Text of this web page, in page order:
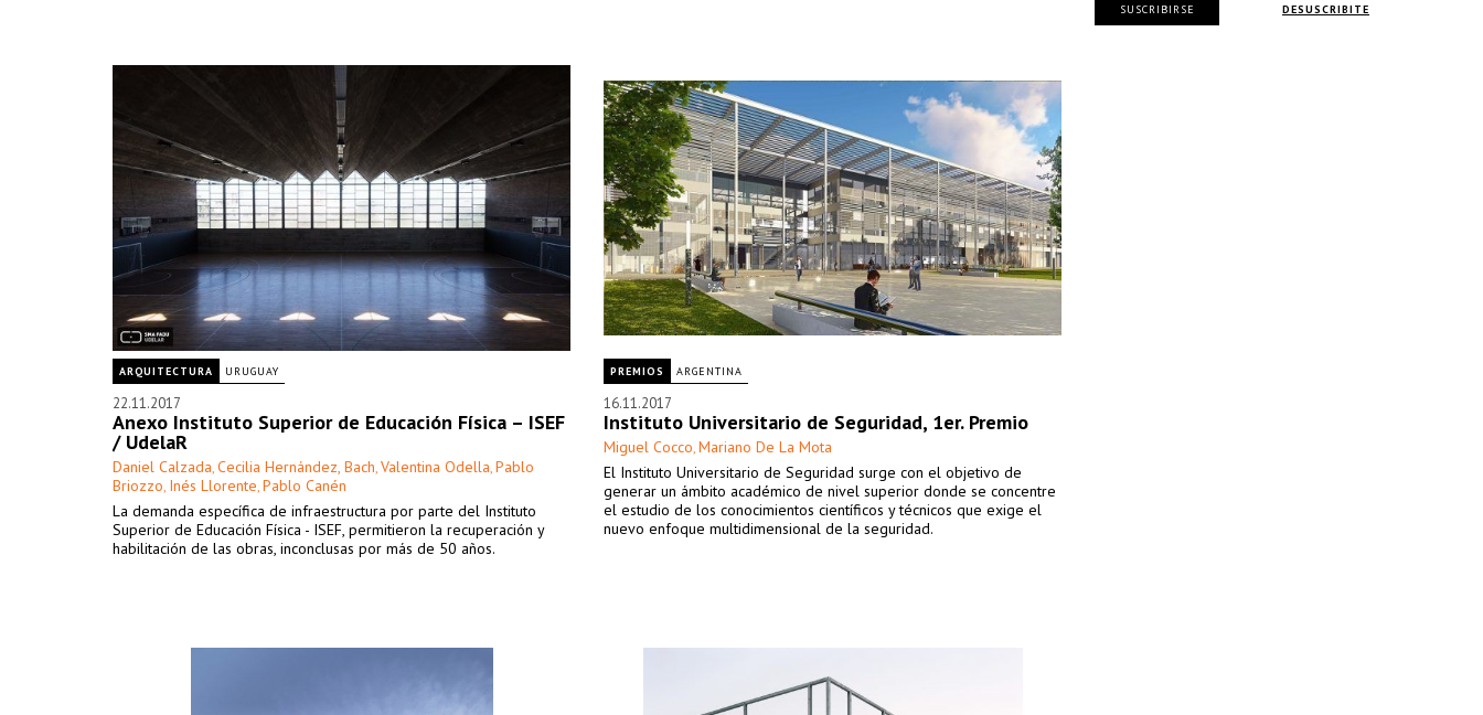
ARQUITECTURA URUGUAY
22.11.2017
Anexo Instituto Superior de Educación Física – ISEF
/ UdelaR
Daniel Calzada, Cecilia Hernández, Bach, Valentina Odella, Pablo
Briozzo, Inés Llorente, Pablo Canén
La demanda específica de infraestructura por parte del Instituto
Superior de Educación Física - ISEF, permitieron la recuperación y
habilitación de las obras, inconclusas por más de 50 años.
PREMIOS ARGENTINA
16.11.2017
Instituto Universitario de Seguridad, 1er. Premio
Miguel Cocco, Mariano De La Mota
El Instituto Universitario de Seguridad surge con el objetivo de
generar un ámbito académico de nivel superior donde se concentre
el estudio de los conocimientos científicos y técnicos que exige el
nuevo enfoque multidimensional de la seguridad.
DESUSCRIBITE
SUSCRIBIRSE